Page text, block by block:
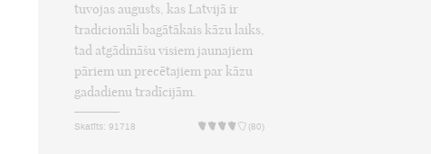
tuvojas augusts, kas Latvijā ir
tradicionāli bagātākais kāzu laiks,
tad atgādināšu visiem jaunajiem
pāriem un precētajiem par kāzu
gadadienu tradīcijām.
Skatīts: 91718 (80)